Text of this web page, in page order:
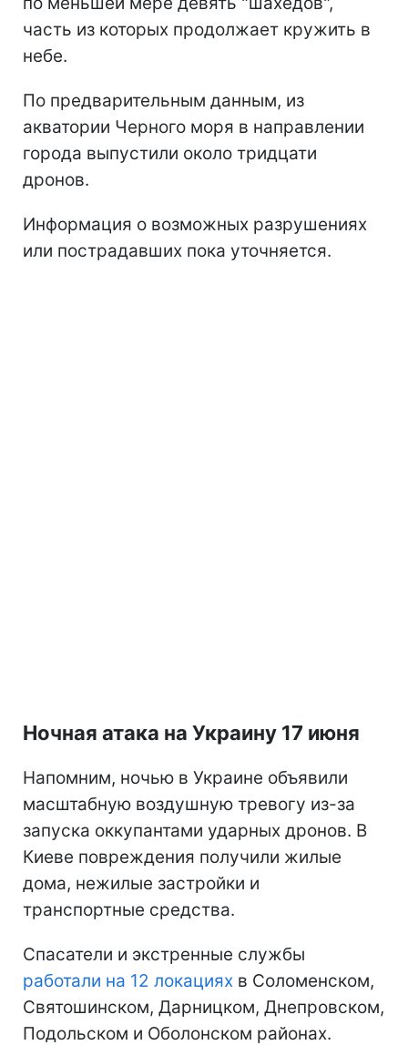
часть из которых продолжает кружить в
небе.
По предварительным данным, из
акватории Черного моря в направлении
города выпустили около тридцати
дронов.
Информация о возможных разрушениях
или пострадавших пока уточняется.
Ночная атака на Украину 17 июня
Напомним, ночью в Украине объявили
масштабную воздушную тревогу из-за
запуска оккупантами ударных дронов. В
Киеве повреждения получили жилые
дома, нежилые застройки и
транспортные средства.
Спасатели и экстренные службы
работали на 12 локациях в Соломенском,
Святошинском, Дарницком, Днепровском,
Подольском и Оболонском районах.